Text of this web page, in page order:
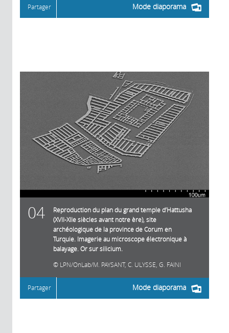
Mode diaporama
Partager
04
Reproduction du plan du grand temple d’Hattusha
(XVII-XIIe siècles avant notre ère), site
archéologique de la province de Corum en
Turquie. Imagerie au microscope électronique à
balayage. Or sur silicium.
LPN/OnLab/M. PAYSANT, C. ULYSSE, G. FAINI
Mode diaporama
Partager